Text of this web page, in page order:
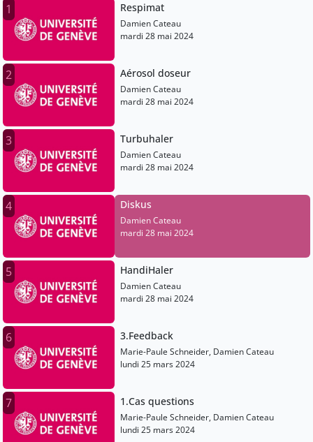
1 Respimat
Damien Cateau
mardi 28 mai 2024
2 Aérosol doseur
Damien Cateau
mardi 28 mai 2024
3 Turbuhaler
Damien Cateau
mardi 28 mai 2024
4 Diskus
Damien Cateau
mardi 28 mai 2024
5 HandiHaler
Damien Cateau
mardi 28 mai 2024
6 3.Feedback
Marie-Paule Schneider, Damien Cateau
lundi 25 mars 2024
7 1.Cas questions
Marie-Paule Schneider, Damien Cateau
lundi 25 mars 2024